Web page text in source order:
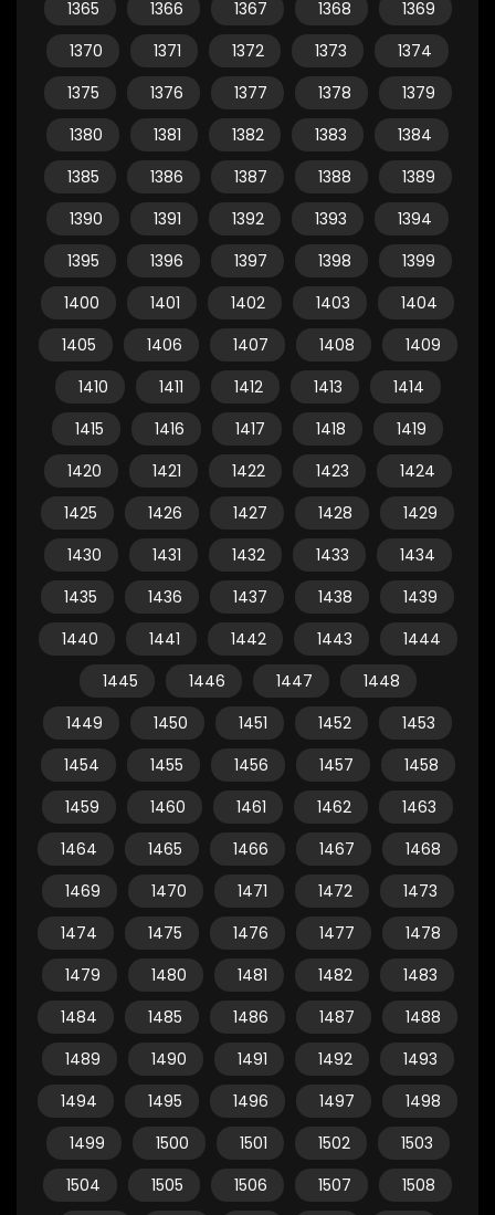
1365 1366 1367 1368
1369
1370
1371 1372 1373
1374
1375
1376 1377 1378
1379
1380
1381 1382 1383
1384
1385
1386 1387 1388
1389
1390
1391 1392 1393
1394
1395
1396 1397 1398
1399
1400
1401 1402 1403
1404
1405
1406 1407 1408
1409
1410
1411 1412 1413
1414
1415
1416 1417 1418
1419
1420
1421 1422 1423
1424
1425
1426 1427 1428
1429
1430
1431 1432 1433
1434
1435
1436 1437 1438
1439
1440
1441 1442 1443
1444
1445
1446 1447
1448
1449
1450 1451 1452
1453
1454
1455 1456 1457
1458
1459
1460 1461 1462
1463
1464
1465 1466 1467
1468
1469
1470 1471 1472
1473
1474
1475 1476 1477
1478
1479
1480 1481 1482
1483
1484
1485 1486 1487
1488
1489
1490 1491 1492
1493
1494
1495 1496 1497
1498
1499
1500 1501 1502
1503
1504
1505 1506 1507
1508